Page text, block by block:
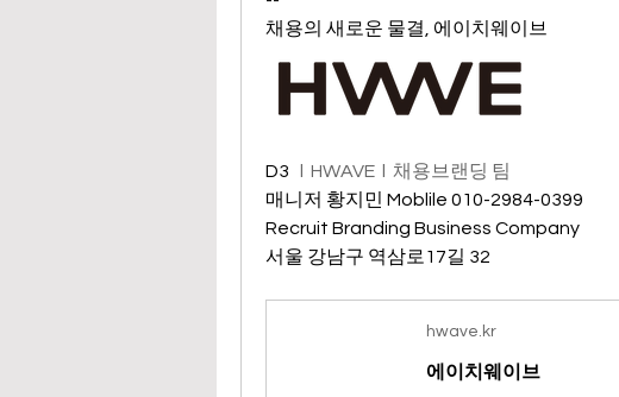
채용의 새로운 물결, 에이치웨이브
D3 l  HWAVE
l  채용브랜딩 팀
매니저 황지민 Moblile 010-2984-0399
Recruit Branding Business Company
서울 강남구 역삼로17길 32
hwave.kr
에이치웨이브